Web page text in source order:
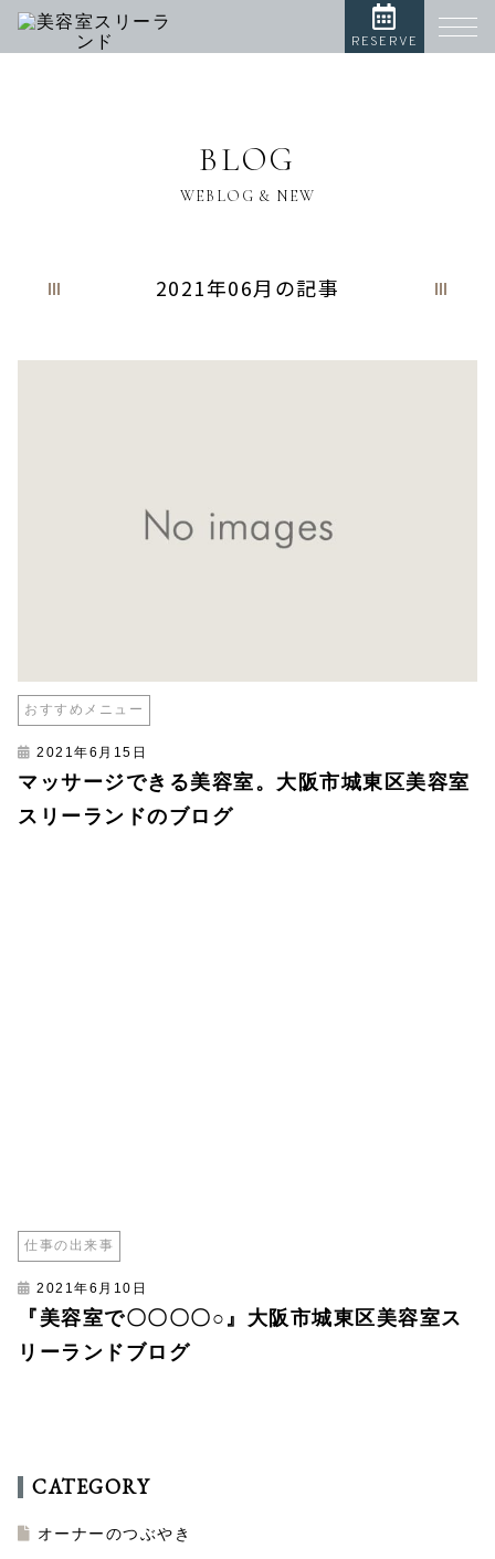
RESERVE
BLOG
WEBLOG & NEW
2021年06月の記事
おすすめメニュー
2021年6月15日
マッサージできる美容室。大阪市城東区美容室
スリーランドのブログ
仕事の出来事
2021年6月10日
『美容室で〇〇〇〇○』大阪市城東区美容室ス
リーランドブログ
CATEGORY
オーナーのつぶやき